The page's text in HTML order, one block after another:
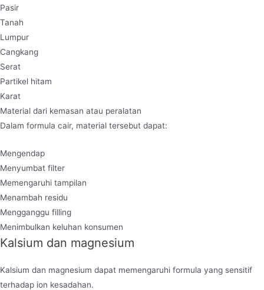
Pasir
Tanah
Lumpur
Cangkang
Serat
Partikel hitam
Karat
Material dari kemasan atau peralatan
Dalam formula cair, material tersebut dapat:
Mengendap
Menyumbat filter
Memengaruhi tampilan
Menambah residu
Mengganggu filling
Menimbulkan keluhan konsumen
Kalsium dan magnesium
Kalsium dan magnesium dapat memengaruhi formula yang sensitif
terhadap ion kesadahan.